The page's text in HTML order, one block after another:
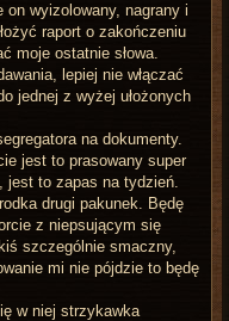
on wyizolowany, nagrany i
raport o zakończeniu
moje ostatnie słowa.
lepiej nie włączać
jednej z wyżej ułożonych
na dokumenty.
jest to prasowany super
jest to zapas na tydzień.
drugi pakunek. Będę
z niepsującym się
szczególnie smaczny,
mi nie pójdzie to będę
w niej strzykawka